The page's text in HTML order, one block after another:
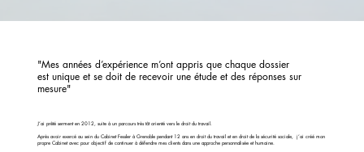
"Mes années d’expérience m’ont appris que chaque dossier
est unique et se doit de recevoir une étude et des réponses sur
mesure"
J’ai prêté serment en 2012, suite à un parcours très tôt orienté vers le droit du travail.
Après avoir exercé au sein du Cabinet Fessler à Grenoble pendant 12 ans en droit du travail et en droit de la sécurité sociale, j’ai créé mon
propre Cabinet avec pour objectif de continuer à défendre mes clients dans une approche personnalisée et humaine.